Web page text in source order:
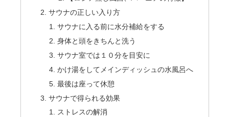
サウナの正しい入り方
サウナに入る前に水分補給をする
身体と頭をきちんと洗う
サウナ室では１０分を目安に
かけ湯をしてメインディッシュの水風呂へ
最後は座って休憩
サウナで得られる効果
ストレスの解消